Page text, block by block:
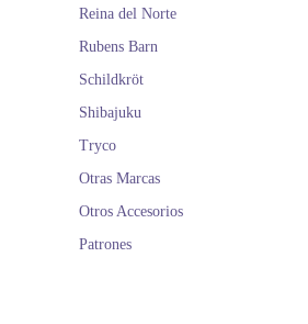
Reina del Norte
Rubens Barn
Schildkröt
Shibajuku
Tryco
Otras Marcas
Otros Accesorios
Patrones